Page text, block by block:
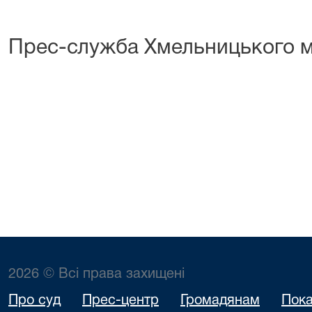
Прес-служба Хмельницького
2026 © Всі права захищені
Про суд Прес-центр Громадянам